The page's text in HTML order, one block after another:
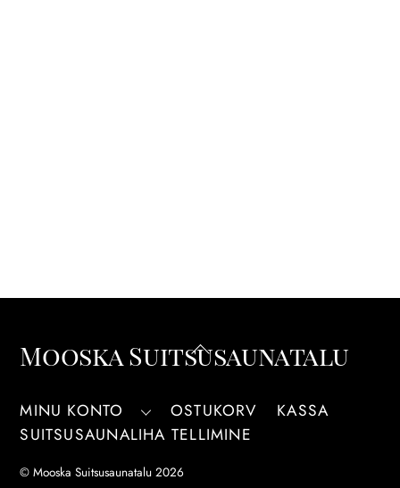
Back
To
Mooska Suitsusaunatalu
MINU KONTO OSTUKORV
KASSA
SUITSUSAUNALIHA TELLIMINE
©Mooska Suitsusaunatalu 2026